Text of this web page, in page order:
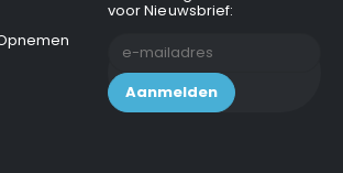
voor Nieuwsbrief: